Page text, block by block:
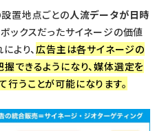
設置地点ごとの人流データが日時
ボックスだったサイネージの価値
より、広告主は各サイネージの
握できるようになり、媒体選定を
うことが可能になります。